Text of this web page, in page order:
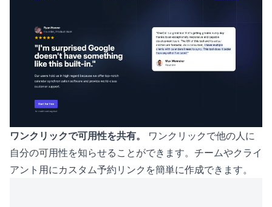
ワンクリックで可用性を共有。
ワンクリックで他の人に
自分の可用性を知らせることができます。チームやクライ
アント用にカスタム予約リンクを簡単に作成できます。